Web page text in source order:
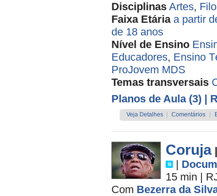
Disciplinas Artes,
Faixa Etária a partir
de 18 anos
Nível de Ensino
Educadores, Ensino
ProJovem MDS
Temas transversais
Planos de Aula (3) |
Veja Detalhes Comentários
Coruja
|
15 min |
Com Bezerra da